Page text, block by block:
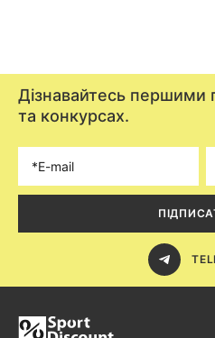
Дізнавайтесь першими
та конкурсах.